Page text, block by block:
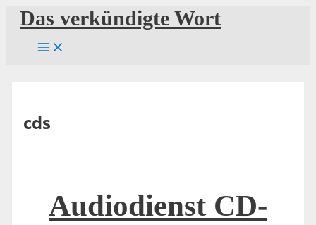
Zum
Inhalt
springen
Das verkündigte Wort
cds
Audiodienst CD-